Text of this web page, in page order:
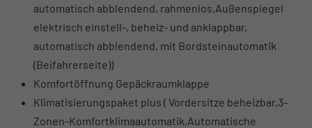
automatisch abblendend, rahmenlos,Außenspiegel
elektrisch einstell-, beheiz- und anklappbar,
automatisch abblendend, mit Bordsteinautomatik
(Beifahrerseite))
Komfortöffnung Gepäckraumklappe
Klimatisierungspaket plus ( Vordersitze beheizbar,3-
Zonen-Komfortklimaautomatik,Automatische